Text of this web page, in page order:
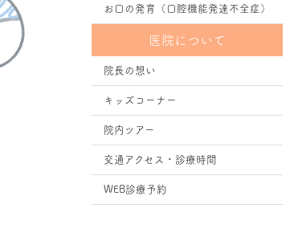
お口の発育（口腔機能発達不全症）
医院について
院⾧の想い
キッズコーナー
院内ツアー
交通アクセス・診療時間
WEB診療予約